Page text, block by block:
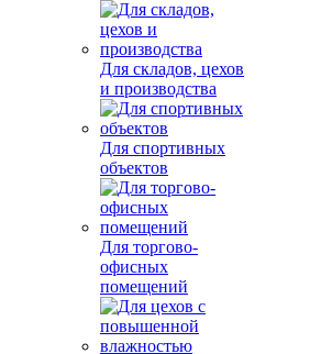
Для складов, цехов
и производства
Для спортивных
объектов
Для торгово-
офисных
помещений